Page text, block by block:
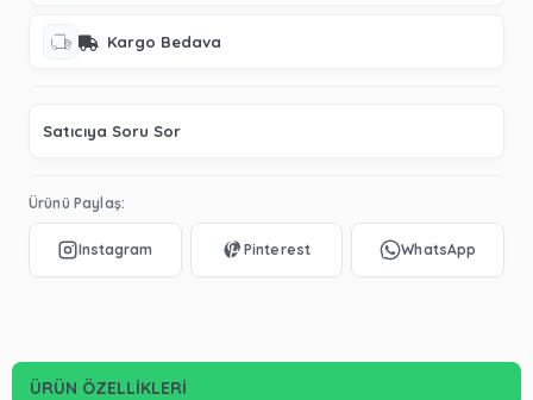
Kargo Bedava
Satıcıya Soru Sor
Ürünü Paylaş:
ÜRÜN ÖZELLIKLERI